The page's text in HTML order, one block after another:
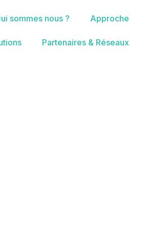
sommes nous ? Approche
Partenaires & Réseaux